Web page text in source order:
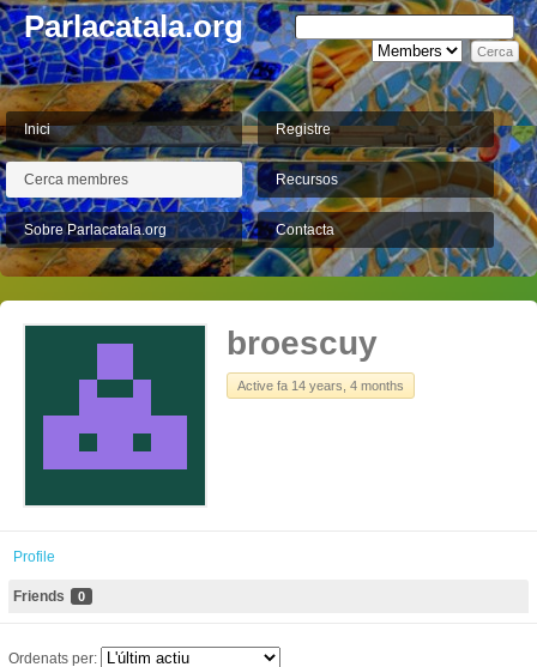
Parlacatala.org
Inici Registre
Cerca membres Recursos
Sobre Parlacatala.org Contacta
broescuy
Active fa 14 years, 4 months
Profile
Friends 0
Ordenats per: